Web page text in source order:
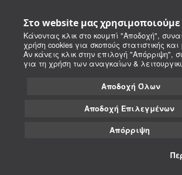
Στο website μας
Κάνοντας κλικ στο κουμπί "Αποδοχή",
χρήση cookies για σκοπούς στατιστικής
Αν κάνεις κλικ στην επιλογή "Απόρριψη",
για τη χρήση των αναγκαίων &
Αποδοχή Όλων
Αποδοχή Επιλεγμένων
Απόρριψη